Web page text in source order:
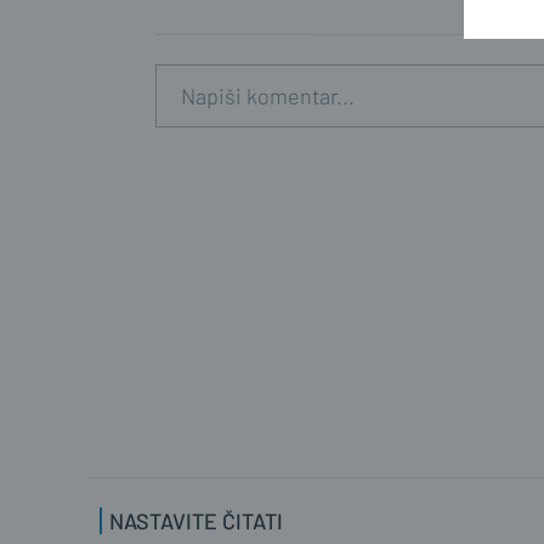
NASTAVITE ČITATI